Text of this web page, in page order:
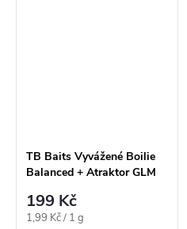
TB Baits Vyvážené Boilie
Balanced + Atraktor GLM
20 mm
199 Kč
Měrná
1,99 Kč / 1 g